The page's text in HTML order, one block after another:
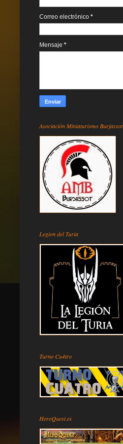
Correo electrónico *
Mensaje *
Asociación Miniaturismo Burjassot
Legion del Turia
Turno Cu4tro
HeroQuest.es